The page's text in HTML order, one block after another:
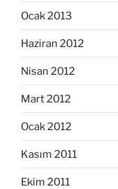
Ocak 2013
Haziran 2012
Nisan 2012
Mart 2012
Ocak 2012
Kasım 2011
Ekim 2011